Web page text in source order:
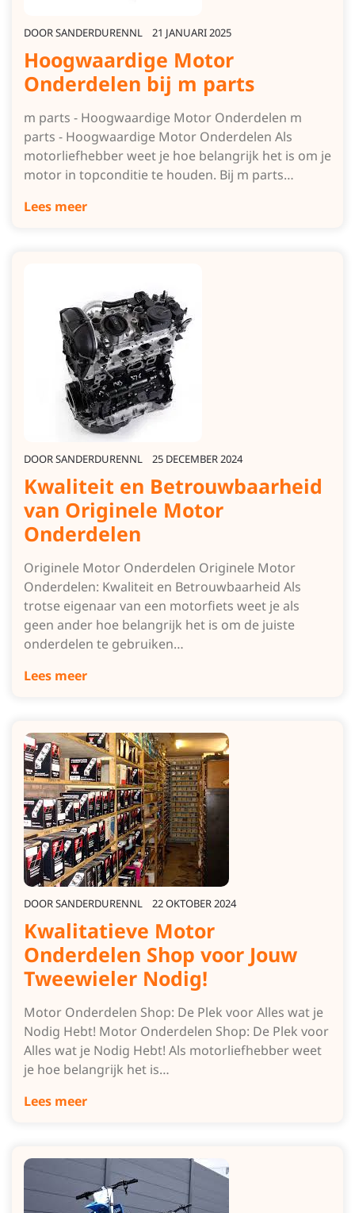
DOORSANDERDURENNL 21 JANUARI 2025
Hoogwaardige Motor
Onderdelen bij m parts
m parts - Hoogwaardige Motor Onderdelen m
parts - Hoogwaardige Motor Onderdelen Als
motorliefhebber weet je hoe belangrijk het is om je
motor in topconditie te houden. Bij m parts…
Lees meer
DOORSANDERDURENNL 25 DECEMBER 2024
Kwaliteit en Betrouwbaarheid
van Originele Motor
Onderdelen
Originele Motor Onderdelen Originele Motor
Onderdelen: Kwaliteit en Betrouwbaarheid Als
trotse eigenaar van een motorfiets weet je als
geen ander hoe belangrijk het is om de juiste
onderdelen te gebruiken…
Lees meer
DOORSANDERDURENNL 22 OKTOBER 2024
Kwalitatieve Motor
Onderdelen Shop voor Jouw
Tweewieler Nodig!
Motor Onderdelen Shop: De Plek voor Alles wat je
Nodig Hebt! Motor Onderdelen Shop: De Plek voor
Alles wat je Nodig Hebt! Als motorliefhebber weet
je hoe belangrijk het is…
Lees meer